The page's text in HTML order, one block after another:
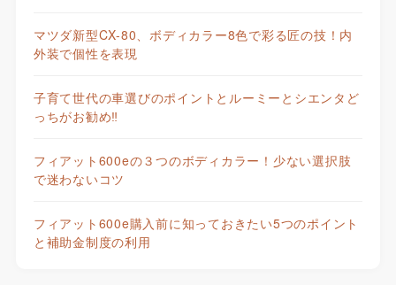
マツダ新型CX-80、ボディカラー8色で彩る匠の技！内
外装で個性を表現
子育て世代の車選びのポイントとルーミーとシエンタど
っちがお勧め‼
フィアット600eの３つのボディカラー！少ない選択肢
で迷わないコツ
フィアット600e購入前に知っておきたい5つのポイント
と補助金制度の利用